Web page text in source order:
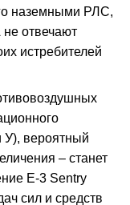
наземными РЛС,
не отвечают
истребителей
вероятный
– станет
E-3 Sentry
сил и средств